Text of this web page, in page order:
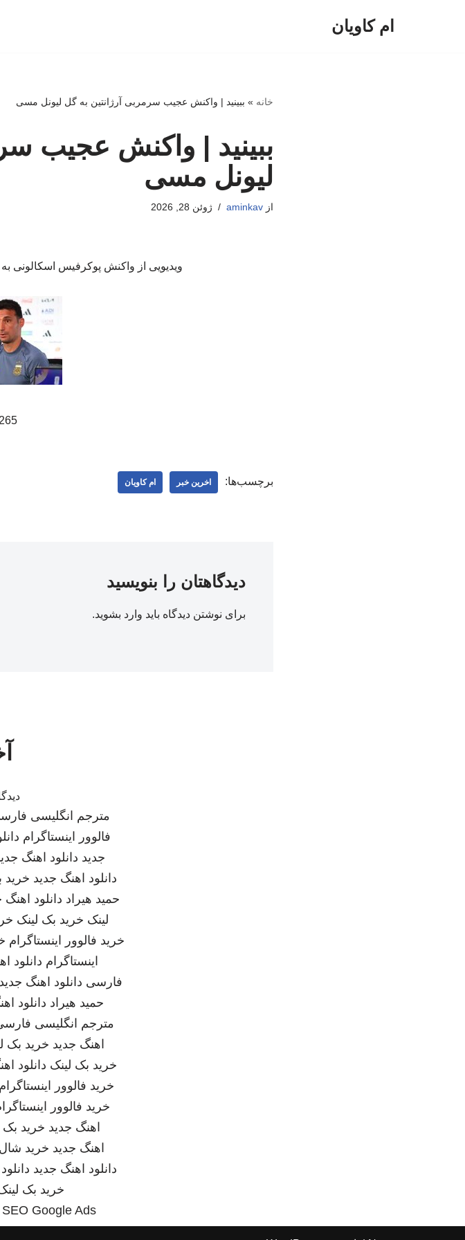
ام کاویان
خانه » ببینید | واکنش عجیب سرمربی آرژانتین به گل لیونل مسی
ببینید | واکنش عجیب
لیونل مسی
ازaminkav ژوئن 28, 2026
ویدیویی از واکنش پوکرفیس اسکالونی
265 33
برچسب‌ها: اخرین خبر ام کاویان
دیدگاهتان را بنویسید
برای نوشتن دیدگاه باید وارد بشوید.
مترجم انگلیسی
فالوور اینستاگرام
جدید دانلود اهنگ
دانلود اهنگ جدید خرید
حمید هیراد دانلود اهنگ
لینک خرید بک لینک
خرید فالوور اینستاگرام
اینستاگرام دانلود
فارسی دانلود اهنگ جدید
حمید هیراد دانلود
مترجم انگلیسی
اهنگ جدید خرید بک
خرید بک لینک دانلود
خرید فالوور اینستاگرام
خرید فالوور
اهنگ جدید خرید بک
اهنگ جدید خرید
دانلود اهنگ جدید
خرید بک
SEO Google Ads